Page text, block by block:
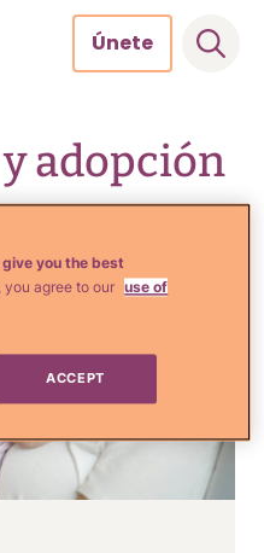
Únete
adopción
you the best
you agree to our use of
ACCEPT